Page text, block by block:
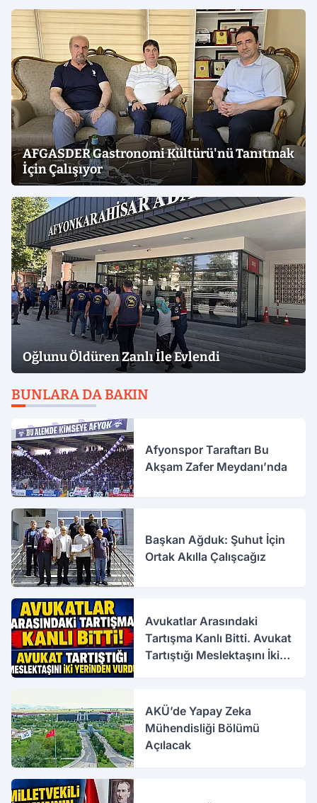
AFGASDER Gastronomi Kültürü'nü Tanıtmak
İçin Çalışıyor
Oğlunu Öldüren Zanlı İle Evlendi
BUNLARA DA BAKIN
Afyonspor Taraftarı Bu
Akşam Zafer Meydanı’nda
Başkan Ağduk: Şuhut İçin
Ortak Akılla Çalışcağız
Avukatlar Arasındaki
Tartışma Kanlı Bitti. Avukat
Tartıştığı Meslektaşını İki
AKÜ’de Yapay Zeka
Mühendisliği Bölümü
Açılacak